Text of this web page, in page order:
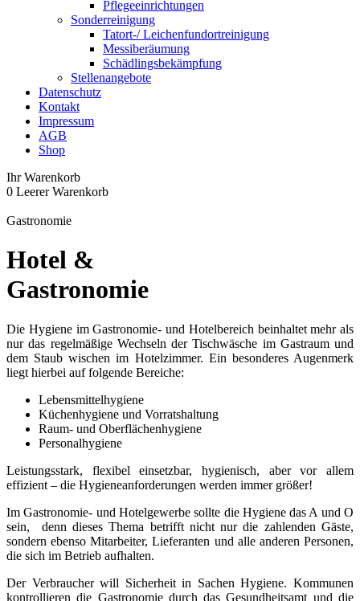
Pflegeeinrichtungen
Sonderreinigung
Tatort-/ Leichenfundortreinigung
Messiberäumung
Schädlingsbekämpfung
Stellenangebote
Datenschutz
Kontakt
Impressum
AGB
Shop
Ihr Warenkorb
0 Leerer Warenkorb
Gastronomie
Hotel &
Gastronomie
Die Hygiene im Gastronomie- und Hotelbereich beinhaltet mehr als
nur das regelmäßige Wechseln der Tischwäsche im Gastraum und
dem Staub wischen im Hotelzimmer. Ein besonderes Augenmerk
liegt hierbei auf folgende Bereiche:
Lebensmittelhygiene
Küchenhygiene und Vorratshaltung
Raum- und Oberflächenhygiene
Personalhygiene
Leistungsstark, flexibel einsetzbar, hygienisch, aber vor allem
effizient – die Hygieneanforderungen werden immer größer!
Im Gastronomie- und Hotelgewerbe sollte die Hygiene das A und O
sein, denn dieses Thema betrifft nicht nur die zahlenden Gäste,
sondern ebenso Mitarbeiter, Lieferanten und alle anderen Personen,
die sich im Betrieb aufhalten.
Der Verbraucher will Sicherheit in Sachen Hygiene. Kommunen
kontrollieren die Gastronomie durch das Gesundheitsamt und die